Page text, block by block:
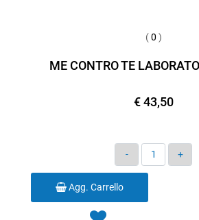
(0 )
ME CONTRO TE
€ 43,50
Quantità
Agg. Carrello